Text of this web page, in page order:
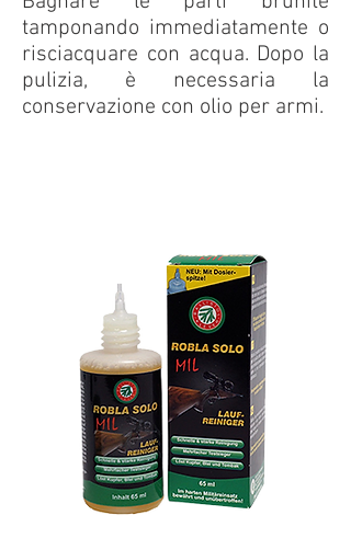
tamponando immediatamente o
risciacquare con acqua. Dopo la
pulizia, è necessaria la
conservazione con olio per armi.